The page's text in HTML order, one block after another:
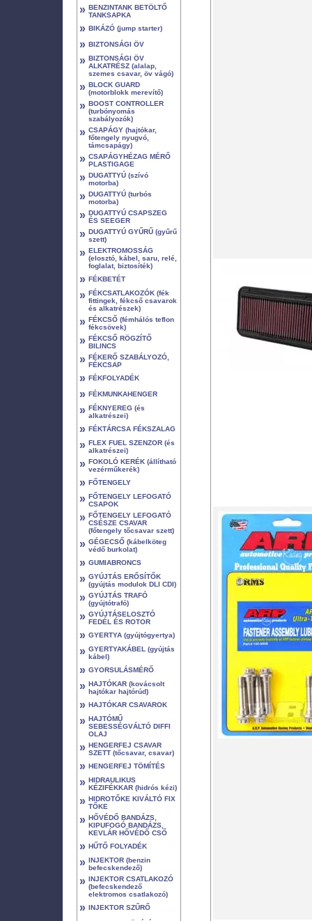
» BENZINTANK BETÖLTŐ
TANKSAPKA
» BIKÁZÓ (jump starter)
» BIZTONSÁGI ÖV
» BIZTONSÁGI ÖV
ALKATRÉSZ (alalap,
szemes csavar, öv vágó)
» BLOCK GUARD
(motorblokk merevítő)
» BOOST CONTROLLER
(turbónyomás
szabályozók)
» CSAPÁGY (hajtókar,
főtengely nyugvó,
támcsapágy)
» CSAPÁGYHÉZAG MÉRŐ
PLASTIGAGE
» DUGATTYÚ (szívó
motorba)
» DUGATTYÚ (turbós
motorba)
» DUGATTYÚ CSAPSZEG
ÉS SEEGER
» DUGATTYÚ GYŰRŰ (gyűrű
szett)
» ELEKTROMOSSÁG
(elosztó, kábel, saru, relé,
foglalat, biztosíték)
» FÉKBETÉT
» FÉKCSATLAKOZÓK (fék
fittingek, fékcső csavarok
és alkatrészek)
» FÉKCSŐ (fémhálós teflon
fékcsövek)
» FÉKCSŐ RÖGZÍTŐ
BILINCS
» FÉKERŐ SZABÁLYOZÓ,
FÉKCSAP
» FÉKFOLYADÉK
» FÉKMUNKAHENGER
» FÉKNYEREG (és
alkatrészei)
» FÉKTÁRCSA FÉKSZALAG
» FLEX FUEL SZENZOR (és
alkatrészei)
» FOKOLÓ KERÉK (állítható
vezérműkerék)
» FŐTENGELY
» FŐTENGELY LEFOGATÓ
CSAPOK
» FŐTENGELY LEFOGATÓ
CSÉSZE CSAVAR
(főtengely tőcsavar szett)
» GÉGECSŐ (kábelköteg
védő burkolat)
» GUMIABRONCS
» GYÚJTÁS ERŐSÍTŐK
(gyújtás modulok DLI CDI)
» GYÚJTÁS TRAFÓ
(gyújtótrafó)
» GYÚJTÁSELOSZTÓ
FEDÉL ÉS ROTOR
» GYERTYA (gyújtógyertya)
» GYERTYAKÁBEL (gyújtás
kábel)
» GYORSULÁSMÉRŐ
» HAJTÓKAR (kovácsolt
hajtókar hajtórúd)
» HAJTÓKAR CSAVAROK
» HAJTÓMŰ
SEBESSÉGVÁLTÓ DIFFI
OLAJ
» HENGERFEJ CSAVAR
SZETT (tőcsavar, csavar)
» HENGERFEJ TÖMÍTÉS
» HIDRAULIKUS
KÉZIFÉKKAR (hidrós kézi)
» HIDROTŐKE KIVÁLTÓ FIX
TŐKE
» HŐVÉDŐ BANDÁZS,
KIPUFOGÓ BANDÁZS,
KEVLÁR HŐVÉDŐ CSŐ
» HŰTŐ FOLYADÉK
» INJEKTOR (benzin
befecskendező)
» INJEKTOR CSATLAKOZÓ
(befecskendező
elektromos csatlakozó)
» INJEKTOR SZŰRŐ